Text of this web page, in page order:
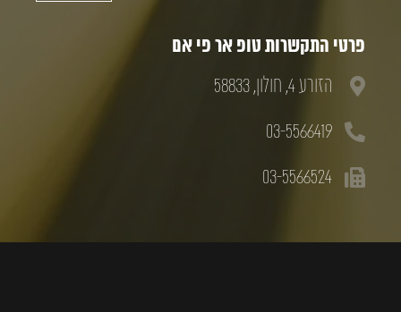
פרטי התקשרות טופ אר פי אם
הזורע 4, חולון, 58833
03-5566419
03-5566524